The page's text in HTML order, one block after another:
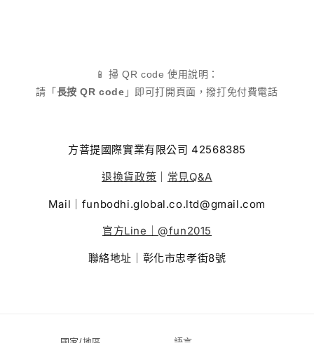
📱 掃 QR code 使用說明：
請「 長按 QR code 」即可打開頁面，撥打免付費電話
方菩提國際實業有限公司 42568385
退換貨政策 常見Q&A
Mail｜funbodhi.global.co.ltd@gmail.com
官方Line｜@fun2015
聯絡地址｜彰化市忠孝街8號